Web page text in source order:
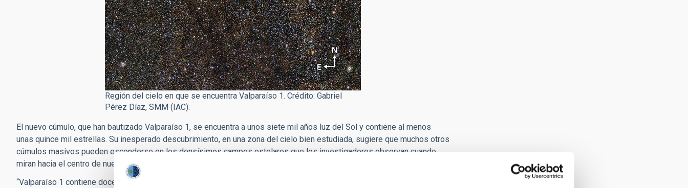
Región del cielo en que se encuentra Valparaíso 1. Crédito: Gabriel
Pérez Díaz, SMM (IAC).
El nuevo cúmulo, que han bautizado Valparaíso 1, se encuentra a unos siete mil años luz del Sol y contiene al menos
unas quince mil estrellas. Su inesperado descubrimiento, en una zona del cielo bien estudiada, sugiere que muchos otros
cúmulos masivos pueden esconderse en los densísimos campos estelares que los investigadores observan cuando
miran hacia el centro de nuestra galaxia.
“Valparaíso 1 contiene docenas de estrellas suficientemente brillantes como para ser observables con un telescopio de